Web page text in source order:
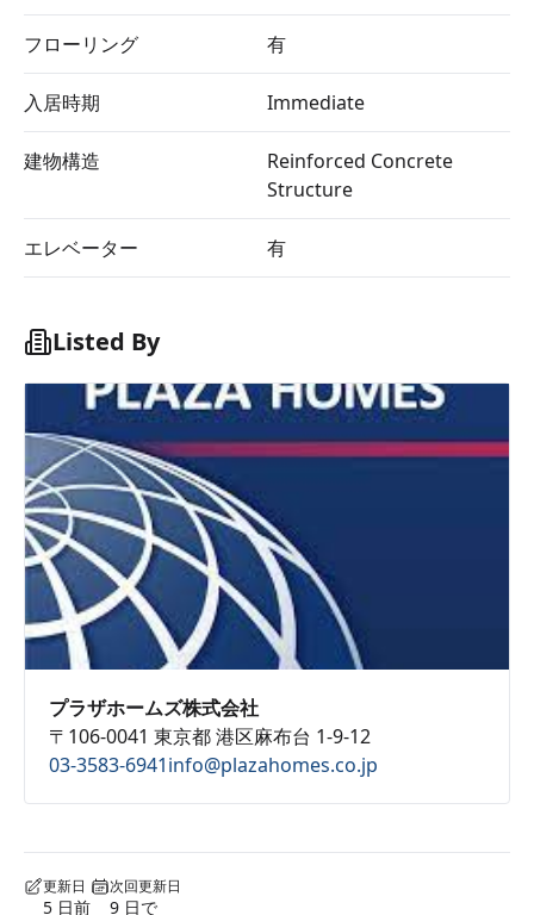
フローリング 有
入居時期 Immediate
建物構造
Reinforced Concrete
Structure
エレベーター 有
Listed By
プラザホームズ株式会社
〒106-0041 東京都 港区麻布台 1-9-12
03-3583-6941info@plazahomes.co.jp
更新日
5 日前
次回更新日
9 日で